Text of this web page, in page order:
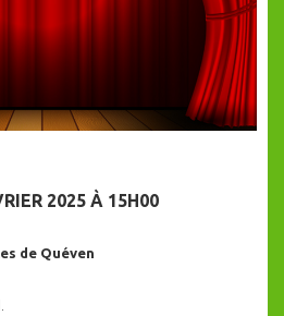
2025 À 15H00
de Quéven